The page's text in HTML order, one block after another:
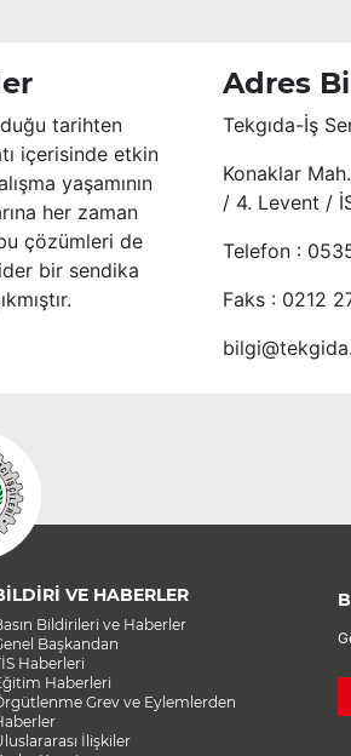
tarihten
içerisinde etkin
yaşamının
her zaman
çözümleri de
bir sendika
Adres
Tekgıda-İş
Konaklar
/ 4. Levent /
Telefon :
Faks : 0212
VE HABERLER
Bildirileri ve Haberler
Başkandan
Haberleri
Haberleri
Grev ve Eylemlerden
İlişkiler